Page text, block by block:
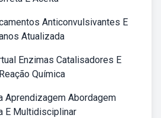
Anticonvulsivantes E
Atualizada
Enzimas Catalisadores E
Química
Aprendizagem Abordagem
E Multidisciplinar